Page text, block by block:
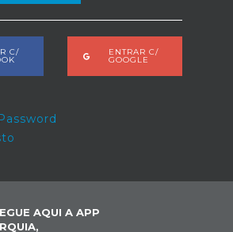
C/ ENTRAR C/
GOOGLE
AQUI A APP